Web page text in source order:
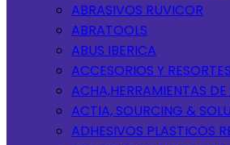
ABRASIVOS RUVICOR
ABRATOOLS
ABUS IBERICA
ACCESORIOS Y RESORTES
ACHA,HERRAMIENTAS
ACTIA, SOURCING &
ADHESIVOS PLASTICOS